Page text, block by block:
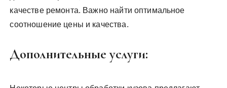
качестве ремонта. Важно найти оптимальное
соотношение цены и качества.
Дополнительные услуги: